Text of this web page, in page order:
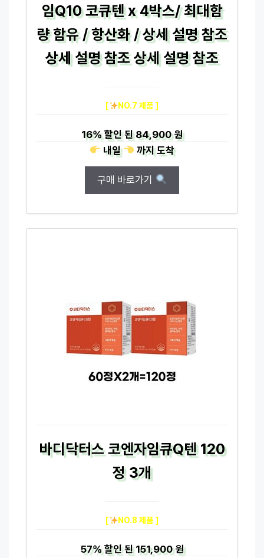
임Q10 코큐텐 x 4박스/ 최대함
량 함유 / 항산화 / 상세 설명 참조
상세 설명 참조 상세 설명 참조
[ NO.7 제품 ]
16%할인 된84,900 원
내일
까지도착
구매 바로가기
바디닥터스 코엔자임큐Q텐 120
정 3개
[ NO.8 제품 ]
57%할인 된151,900 원